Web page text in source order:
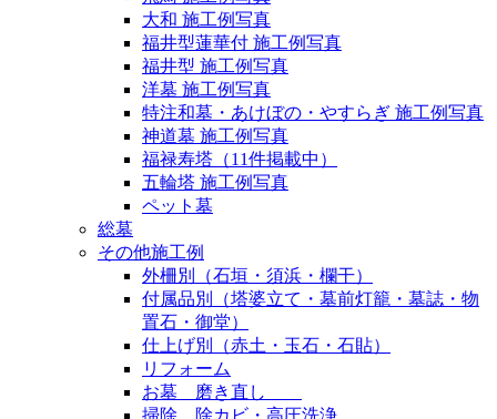
大和 施工例写真
福井型蓮華付 施工例写真
福井型 施工例写真
洋墓 施工例写真
特注和墓・あけぼの・やすらぎ 施工例写真
神道墓 施工例写真
福禄寿塔（11件掲載中）
五輪塔 施工例写真
ペット墓
総墓
その他施工例
外柵別（石垣・須浜・欄干）
付属品別（塔婆立て・墓前灯籠・墓誌・物
置石・御堂）
仕上げ別（赤土・玉石・石貼）
リフォーム
お墓 磨き直し
掃除 除カビ・高圧洗浄